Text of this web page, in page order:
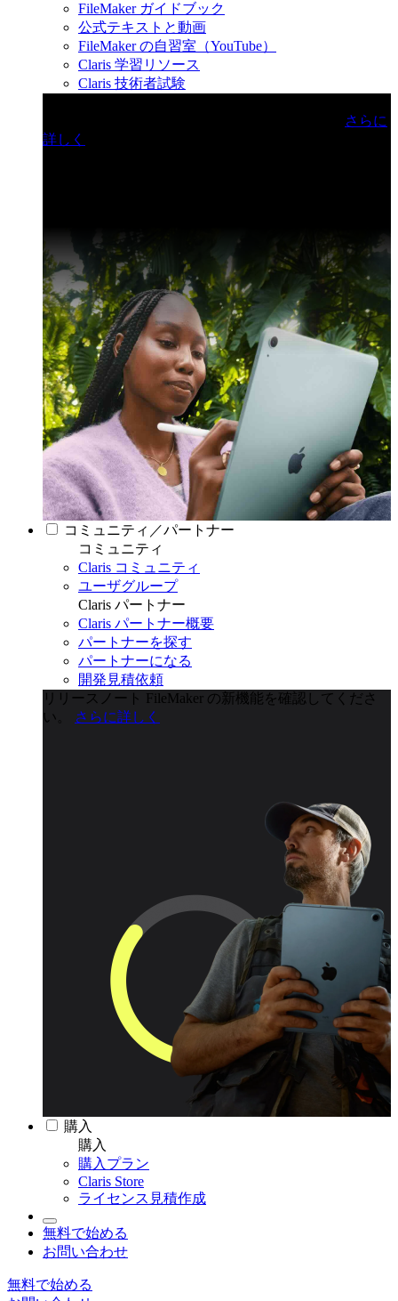
FileMaker ガイドブック
公式テキストと動画
FileMaker の自習室（YouTube）
Claris 学習リソース
Claris 技術者試験
さらに
詳しく
コミュニティ／パートナー
コミュニティ
Claris コミュニティ
ユーザグループ
Claris パートナー
Claris パートナー概要
パートナーを探す
パートナーになる
開発見積依頼
リリースノート
FileMaker の新機能を確認してくださ
い。
さらに詳しく
購入
購入
購入プラン
Claris Store
ライセンス見積作成
無料で始める
お問い合わせ
無料で始める